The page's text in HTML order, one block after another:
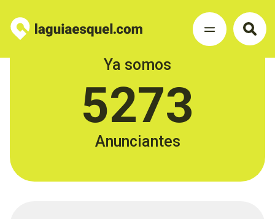
Ya somos
5273
Anunciantes